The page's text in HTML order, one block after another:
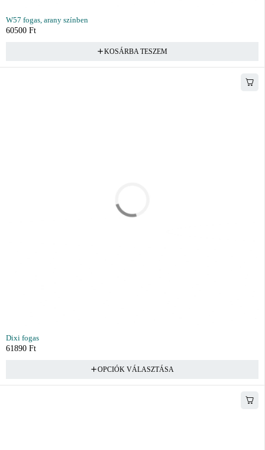
W57 fogas, arany színben
60500 Ft
KOSÁRBA TESZEM
Dixi fogas
61890 Ft
OPCIÓK VÁLASZTÁSA